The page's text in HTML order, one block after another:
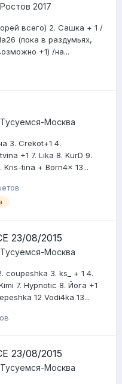
Ростов 2017
всего) 2. Сашка + 1 /
(пока в раздумьях,
+1) /на...
Тусуемся-Москва
3. Crekot+1 4.
+1 7. Lika 8. KurD 9.
Kris-tina + Born4x 13...
23/08/2015
Тусуемся-Москва
coupeshka 3. ks_ + 1 4.
7. Hypnotic 8. Йога +1
12 Vodi4ka 13...
23/08/2015
Тусуемся-Москва